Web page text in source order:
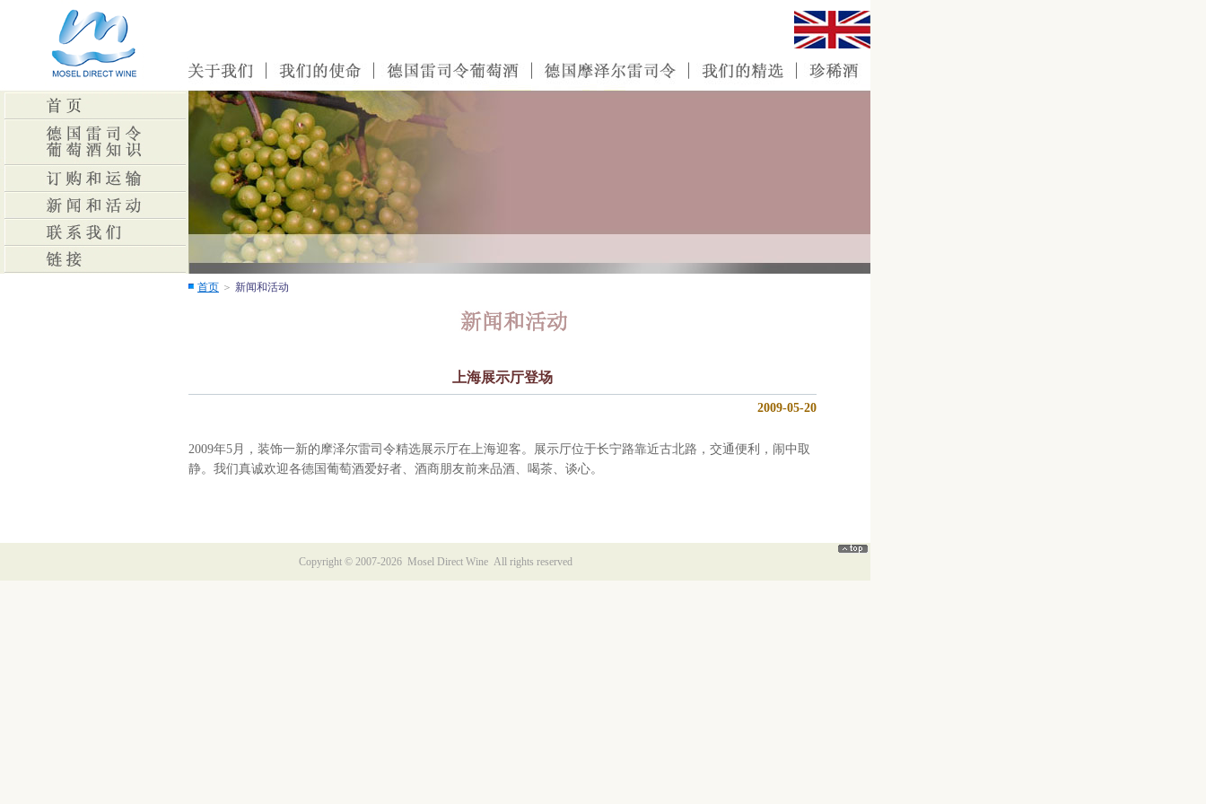
首页 ＞ 新闻和活动
上海展示厅登场
2009-05-20
2009年5月，装饰一新的摩泽尔雷司令精选展示厅在上海迎客。展示厅位于长宁路靠近古北路，交通便利，闹中取
静。我们真诚欢迎各德国葡萄酒爱好者、酒商朋友前来品酒、喝茶、谈心。
Copyright © 2007-2026 Mosel Direct Wine All rights reserved